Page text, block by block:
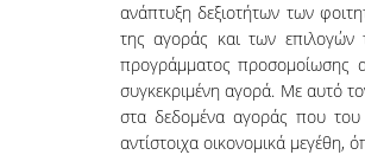
ανάπτυξη δεξιοτήτων των
της αγοράς και των επιλογών
προγράμματος προσομοίωσης
συγκεκριμένη αγορά. Με αυτό
στα δεδομένα αγοράς που του
αντίστοιχα οικονομικά μεγέθη,